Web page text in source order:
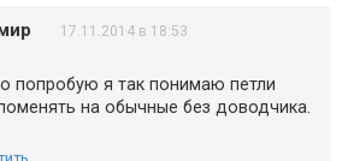
17.11.2014 в 18:53
попробую я так понимаю петли
на обычные без доводчика.